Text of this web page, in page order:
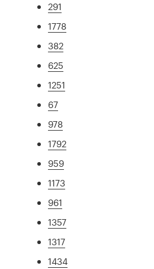
291
1778
382
625
1251
67
978
1792
959
1173
961
1357
1317
1434